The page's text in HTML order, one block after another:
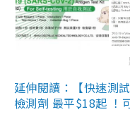
延伸閱讀：【快速測
檢測劑 最平$18起